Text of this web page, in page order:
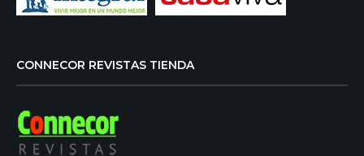
CONNECOR REVISTAS TIENDA